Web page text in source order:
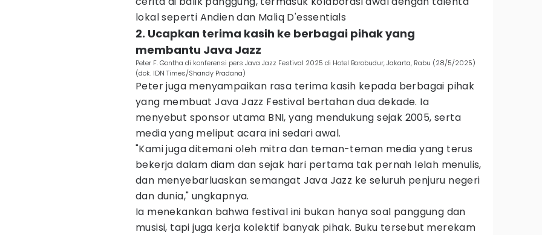
lokal seperti Andien dan Maliq D'essentials
2. Ucapkan terima kasih ke berbagai pihak yang
membantu Java Jazz
Peter F. Gontha di konferensi pers Java Jazz Festival 2025 di Hotel Borobudur, Jakarta, Rabu (28/5/2025)
(dok. IDN Times/Shandy Pradana)
Peter juga menyampaikan rasa terima kasih kepada berbagai pihak
yang membuat Java Jazz Festival bertahan dua dekade. Ia
menyebut sponsor utama BNI, yang mendukung sejak 2005, serta
media yang meliput acara ini sedari awal.
"Kami juga ditemani oleh mitra dan teman-teman media yang terus
bekerja dalam diam dan sejak hari pertama tak pernah lelah menulis,
dan menyebarluaskan semangat Java Jazz ke seluruh penjuru negeri
dan dunia," ungkapnya.
Ia menekankan bahwa festival ini bukan hanya soal panggung dan
musisi, tapi juga kerja kolektif banyak pihak. Buku tersebut merekam